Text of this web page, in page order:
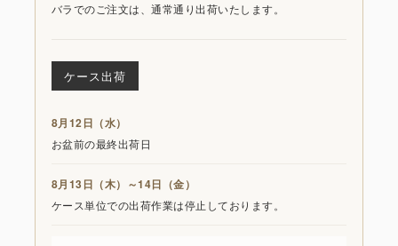
バラでのご注文は、通常通り出荷いたします。
ケース出荷
8月12日（水）
お盆前の最終出荷日
8月13日（木）～14日（金）
ケース単位での出荷作業は停止しております。